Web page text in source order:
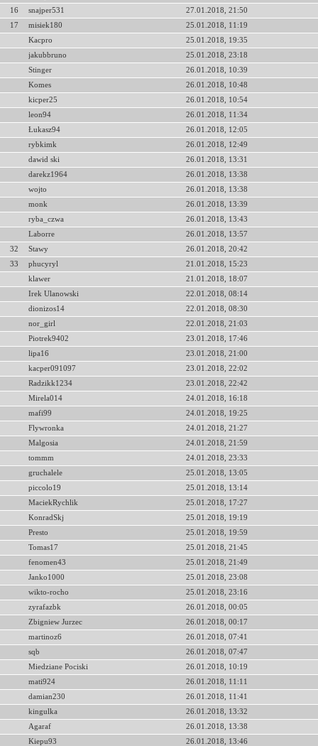
16
snajper531
27.01.2018, 21:50
17
misiek180
25.01.2018, 11:19
Kacpro
25.01.2018, 19:35
jakubbruno
25.01.2018, 23:18
Stinger
26.01.2018, 10:39
Komes
26.01.2018, 10:48
kicper25
26.01.2018, 10:54
leon94
26.01.2018, 11:34
Łukasz94
26.01.2018, 12:05
rybkimk
26.01.2018, 12:49
dawid ski
26.01.2018, 13:31
darekz1964
26.01.2018, 13:38
wojto
26.01.2018, 13:38
monk
26.01.2018, 13:39
ryba_czwa
26.01.2018, 13:43
Laborre
26.01.2018, 13:57
32
Stawy
26.01.2018, 20:42
33
phucyryl
21.01.2018, 15:23
klawer
21.01.2018, 18:07
Irek Ulanowski
22.01.2018, 08:14
dionizos14
22.01.2018, 08:30
nor_girl
22.01.2018, 21:03
Piotrek9402
23.01.2018, 17:46
lipa16
23.01.2018, 21:00
kacper091097
23.01.2018, 22:02
Radzikk1234
23.01.2018, 22:42
Mirela014
24.01.2018, 16:18
mafi99
24.01.2018, 19:25
Flywronka
24.01.2018, 21:27
Malgosia
24.01.2018, 21:59
tommm
24.01.2018, 23:33
gruchalele
25.01.2018, 13:05
piccolo19
25.01.2018, 13:14
MaciekRychlik
25.01.2018, 17:27
KonradSkj
25.01.2018, 19:19
Presto
25.01.2018, 19:59
Tomas17
25.01.2018, 21:45
fenomen43
25.01.2018, 21:49
Janko1000
25.01.2018, 23:08
wikto-rocho
25.01.2018, 23:16
zyrafazbk
26.01.2018, 00:05
Zbigniew Jurzec
26.01.2018, 00:17
martinoz6
26.01.2018, 07:41
sqb
26.01.2018, 07:47
Miedziane Pociski
26.01.2018, 10:19
mati924
26.01.2018, 11:11
damian230
26.01.2018, 11:41
kingulka
26.01.2018, 13:32
Agaraf
26.01.2018, 13:38
Kiepu93
26.01.2018, 13:46